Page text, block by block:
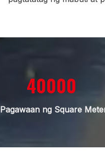
40000
Pagawaan ng Square